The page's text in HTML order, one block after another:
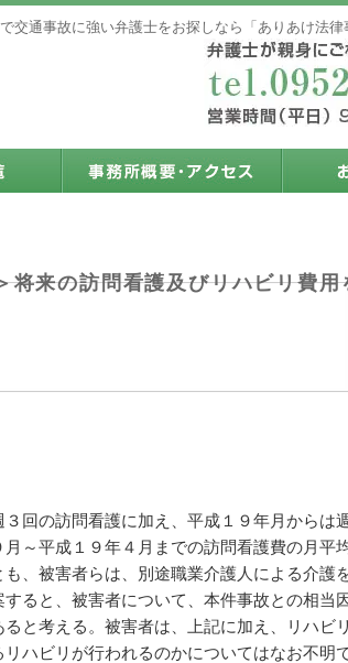
通事故に強い弁護士をお探しなら「ありあけ法律
将来の訪問看護及びリハビリ費
回の訪問看護に加え、平成１９年月からは
～平成１９年４月までの訪問看護費の月平
、被害者らは、別途職業介護人による介護
ると、被害者について、本件事故との相当
と考える。被害者は、上記に加え、リハビ
ハビリが行われるのかについてはなお不明